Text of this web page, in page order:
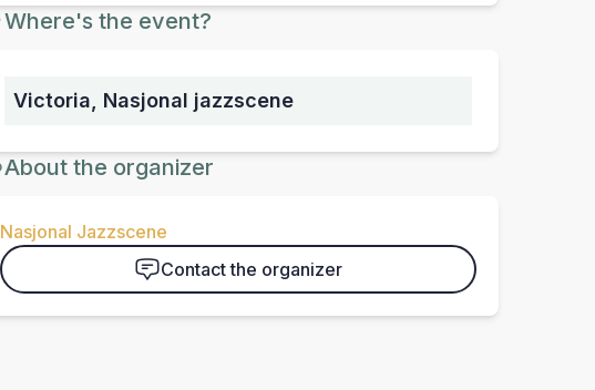
Where's the event?
Victoria, Nasjonal jazzscene
About the organizer
Nasjonal Jazzscene
Contact the organizer